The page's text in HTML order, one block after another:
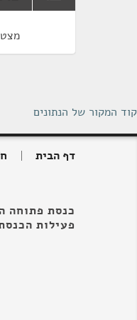
קוד המקור של הנתונים
דף הבית
כנסת פתוחה
פעילות